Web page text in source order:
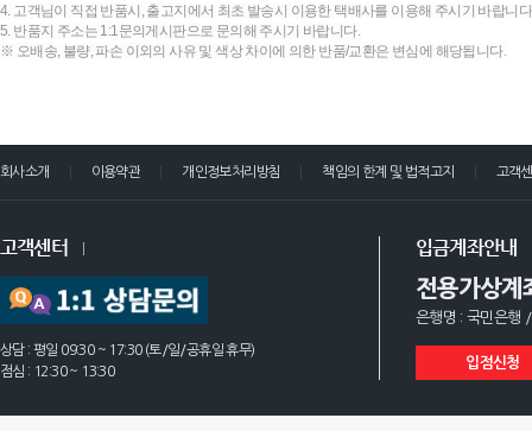
4. 고객님이 직접 반품시, 출고지에서 최초 발송시 이용한 택배사를 이용해 주시기 바랍니
5. 반품지 주소는 1:1문의게시판으로 문의해 주시기 바랍니다.
※ 오배송, 불량, 파손 이외의 사유 및 색상 차이에 의한 반품/교환은 변심에 해당됩니다.
회사소개 이용약관 개인정보처리방침 책임의 한계 및 법적고지 고객
고객센터
상담 : 평일 09:30 ~ 17:30 (토/일/공휴일 휴무)
점심 : 12:30 ~ 13:30
입금계좌안내
전용가상계
은행명 : 국민은행
입점신청